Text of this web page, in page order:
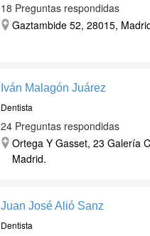
18 Preguntas respondidas
Gaztambide 52, 28015,
Iván Malagón Juárez
Dentista
24 Preguntas respondidas
Ortega Y Gasset, 23 Galería
Madrid.
Juan José Alió Sanz
Dentista